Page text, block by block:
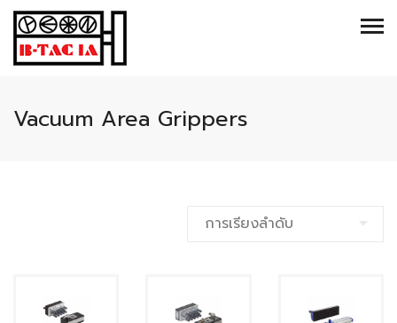
Vacuum Area Grippers